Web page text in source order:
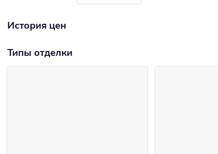
История цен
Типы отделки